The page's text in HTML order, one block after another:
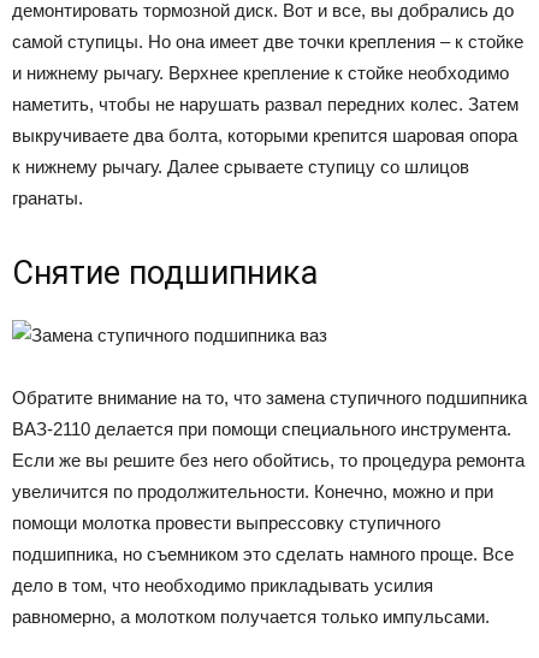
демонтировать тормозной диск. Вот и все, вы добрались до
самой ступицы. Но она имеет две точки крепления – к стойке
и нижнему рычагу. Верхнее крепление к стойке необходимо
наметить, чтобы не нарушать развал передних колес. Затем
выкручиваете два болта, которыми крепится шаровая опора
к нижнему рычагу. Далее срываете ступицу со шлицов
гранаты.
Снятие подшипника
Обратите внимание на то, что замена ступичного подшипника
ВАЗ-2110 делается при помощи специального инструмента.
Если же вы решите без него обойтись, то процедура ремонта
увеличится по продолжительности. Конечно, можно и при
помощи молотка провести выпрессовку ступичного
подшипника, но съемником это сделать намного проще. Все
дело в том, что необходимо прикладывать усилия
равномерно, а молотком получается только импульсами.